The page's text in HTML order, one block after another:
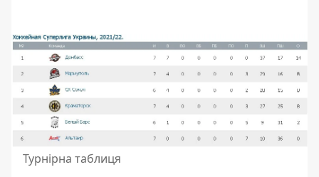
Турнірна таблиця